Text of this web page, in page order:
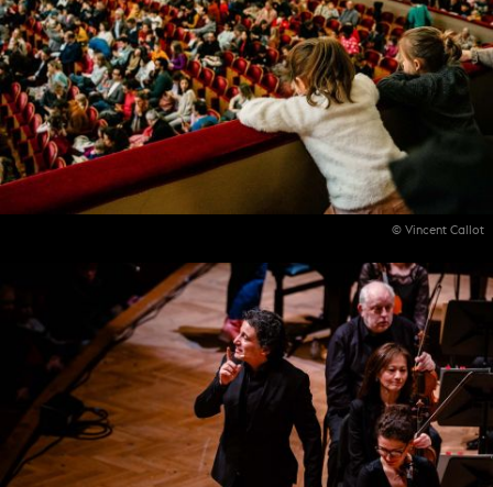
© Vincent Callot